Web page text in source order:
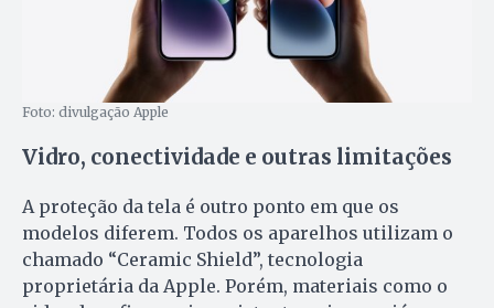
Foto: divulgação Apple
Vidro, conectividade e outras limitações
A proteção da tela é outro ponto em que os
modelos diferem. Todos os aparelhos utilizam o
chamado “Ceramic Shield”, tecnologia
proprietária da Apple. Porém, materiais como o